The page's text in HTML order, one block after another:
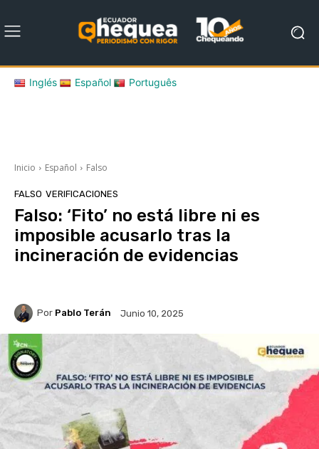
Inglés Español Português
Inicio Español Falso
FALSO VERIFICACIONES
Falso: ‘Fito’ no está libre ni es
imposible acusarlo tras la
incineración de evidencias
Por Pablo Terán Junio 10, 2025